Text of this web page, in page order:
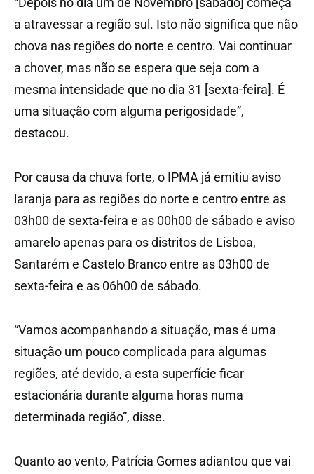
a atravessar a região sul. Isto não significa que não
chova nas regiões do norte e centro. Vai continuar
a chover, mas não se espera que seja com a
mesma intensidade que no dia 31 [sexta-feira]. É
uma situação com alguma perigosidade”,
destacou.
Por causa da chuva forte, o IPMA já emitiu aviso
laranja para as regiões do norte e centro entre as
03h00 de sexta-feira e as 00h00 de sábado e aviso
amarelo apenas para os distritos de Lisboa,
Santarém e Castelo Branco entre as 03h00 de
sexta-feira e as 06h00 de sábado.
“Vamos acompanhando a situação, mas é uma
situação um pouco complicada para algumas
regiões, até devido, a esta superfície ficar
estacionária durante alguma horas numa
determinada região”, disse.
Quanto ao vento, Patrícia Gomes adiantou que vai